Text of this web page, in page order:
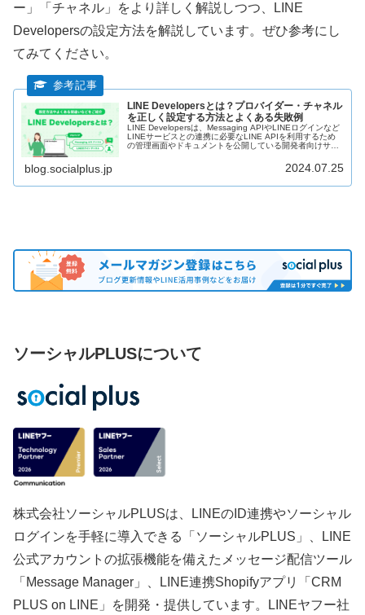
ー」「チャネル」をより詳しく解説しつつ、LINE
Developersの設定方法を解説しています。ぜひ参考にし
てみてください。
LINE Developersとは？プロバイダー・チャネル
を正しく設定する方法とよくある失敗例
LINE Developersは、Messaging APIやLINEログインなど
LINEサービスとの連携に必要なLINE APIを利用するため
の管理画面やドキュメントを公開している開発者向けサイ
blog.socialplus.jp 2024.07.25
ソーシャルPLUSについて
株式会社ソーシャルPLUSは、LINEのID連携やソーシャル
ログインを手軽に導入できる「ソーシャルPLUS」、LINE
公式アカウントの拡張機能を備えたメッセージ配信ツール
「Message Manager」、LINE連携Shopifyアプリ「CRM
PLUS on LINE」を開発・提供しています。LINEヤフー社